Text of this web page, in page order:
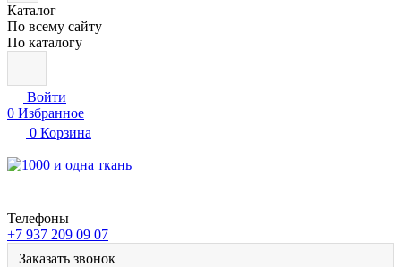
Каталог
По всему сайту
По каталогу
Войти
0 Избранное
0 Корзина
Телефоны
+7 937 209 09 07
Заказать звонок